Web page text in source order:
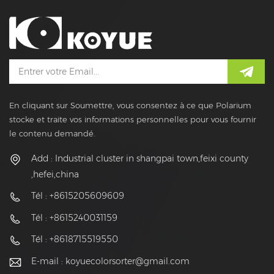
En cliquant sur Soumettre, vous consentez à ce que Polarium
stocke et traite vos informations personnelles pour vous fournir
le contenu demandé.
Add : Industrial cluster in shangpai town,feixi county
,hefei,china
Tél : +8615205609609
Tél : +8615240031159
Tél : +8618715519550
E-mail : koyuecolorsorter@gmail.com